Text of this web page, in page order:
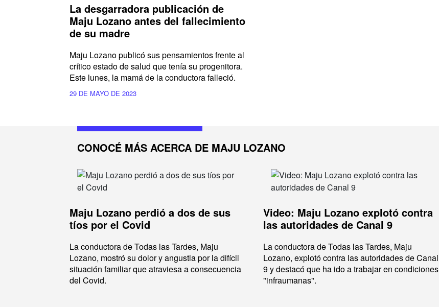
La desgarradora publicación de
Maju Lozano antes del fallecimiento
de su madre
Maju Lozano publicó sus pensamientos frente al
crítico estado de salud que tenía su progenitora.
Este lunes, la mamá de la conductora falleció.
29 DE MAYO DE 2023
CONOCÉ MÁS ACERCA DE MAJU LOZANO
Maju Lozano perdió a dos de sus
tíos por el Covid
La conductora de Todas las Tardes, Maju
Lozano, mostró su dolor y angustia por la difícil
situación familiar que atraviesa a consecuencia
del Covid.
Video: Maju Lozano explotó contra
las autoridades de Canal 9
La conductora de Todas las Tardes, Maju
Lozano, explotó contra las autoridades de Canal
9 y destacó que ha ido a trabajar en condiciones
"infraumanas".